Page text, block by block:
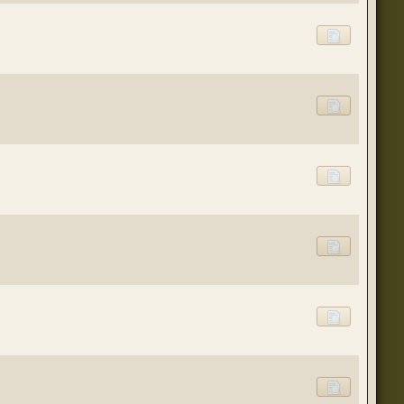
(20 августа 2023 - 08:09 )
(16 мая 2023 - 12:14 )
(07 апреля 2023 - 10:04 )
(07 апреля 2023 - 02:22 )
(01 апреля 2023 - 12:21 )
(01 апреля 2023 - 12:00 )
(31 марта 2023 - 05:51 )
(29 марта 2023 - 11:11 )
(23 марта 2023 - 02:58 )
временного складирования переводов.
(21 марта 2023 - 09:01 )
(05 октября 2022 - 10:30 )